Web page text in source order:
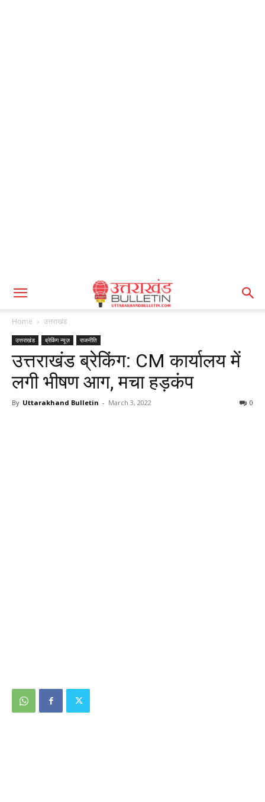
Home उत्तराखंड
उत्तराखंड ब्रेकिंग न्यूज़ राजनीति
उत्तराखंड ब्रेकिंग: CM कार्यालय में
लगी भीषण आग, मचा हड़कंप
By Uttarakhand Bulletin - March 3, 2022 0